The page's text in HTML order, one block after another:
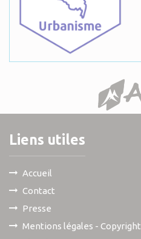
Liens utiles
Accueil
Contact
Presse
Mentions légales - Copyright